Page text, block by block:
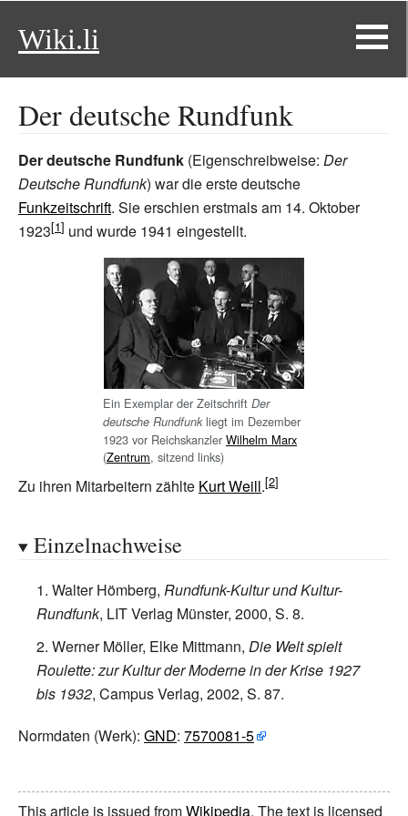
Wiki.li
Der deutsche Rundfunk
Der deutsche Rundfunk (Eigenschreibweise: Der
Deutsche Rundfunk) war die erste deutsche
Funkzeitschrift. Sie erschien erstmals am 14. Oktober
1923
und wurde 1941 eingestellt.
Ein Exemplar der Zeitschrift Der
deutsche Rundfunkliegt im Dezember
1923 vor Reichskanzler Wilhelm Marx
(Zentrum, sitzend links)
Zu ihren Mitarbeitern zählte Kurt Weill.
Einzelnachweise
Walter Hömberg, Rundfunk-Kultur und Kultur-
Rundfunk, LIT Verlag Münster, 2000, S. 8.
Werner Möller, Elke Mittmann, Die Welt spielt
Roulette: zur Kultur der Moderne in der Krise 1927
bis 1932, Campus Verlag, 2002, S. 87.
Normdaten (Werk): GND: 7570081-5
This article is issued fromWikipedia. The text is licensed